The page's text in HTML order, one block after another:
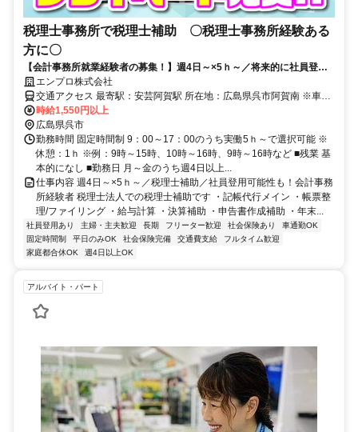
税理士事務所で税理士補助 〇税理士事務所経験ある
方に〇
【会計事務所就業経験者の募集！】週4日～×5ｈ～／将来的に社員登用
の可能性アリ！営業経験者は尚歓迎！＠安芸阿賀駅・車可
エンプロ株式会社
交通アクセス 最寄駅：安芸阿賀駅 所在地：広島県呉市阿賀南 ※車通
勤OK（P無料） JR呉線「安芸阿賀駅・徒歩12分」 JR呉線「新広
駅・車11分」 JR呉線「呉駅・車15分」
時給1,550円以上
広島県呉市
勤務時間 固定時間制 9：00～17：00のうち実働5ｈ～で選択可能 ※
休憩：1ｈ ※例：9時～15時、10時～16時、9時～16時など ■残業 基
本的になし ■勤務日 月～金のうち週4日以上...
仕事内容 週4日～×5ｈ～／税理士補助／社員登用可能性も！会計事務
所経験者 税理士法人での税理士補助です ・記帳代行メイン ・帳票整
理/ファイリング ・給与計算 ・決算補助 ・申告書作成補助 ・年末...
社員登用あり 主婦・主夫歓迎 長期 フリーター歓迎 社会保険あり
車通勤OK
固定時間制
平日のみOK 社会保険完備 交通費支給
フルタイム歓迎
家庭都合休OK
週4日以上OK
アルバイト・パート